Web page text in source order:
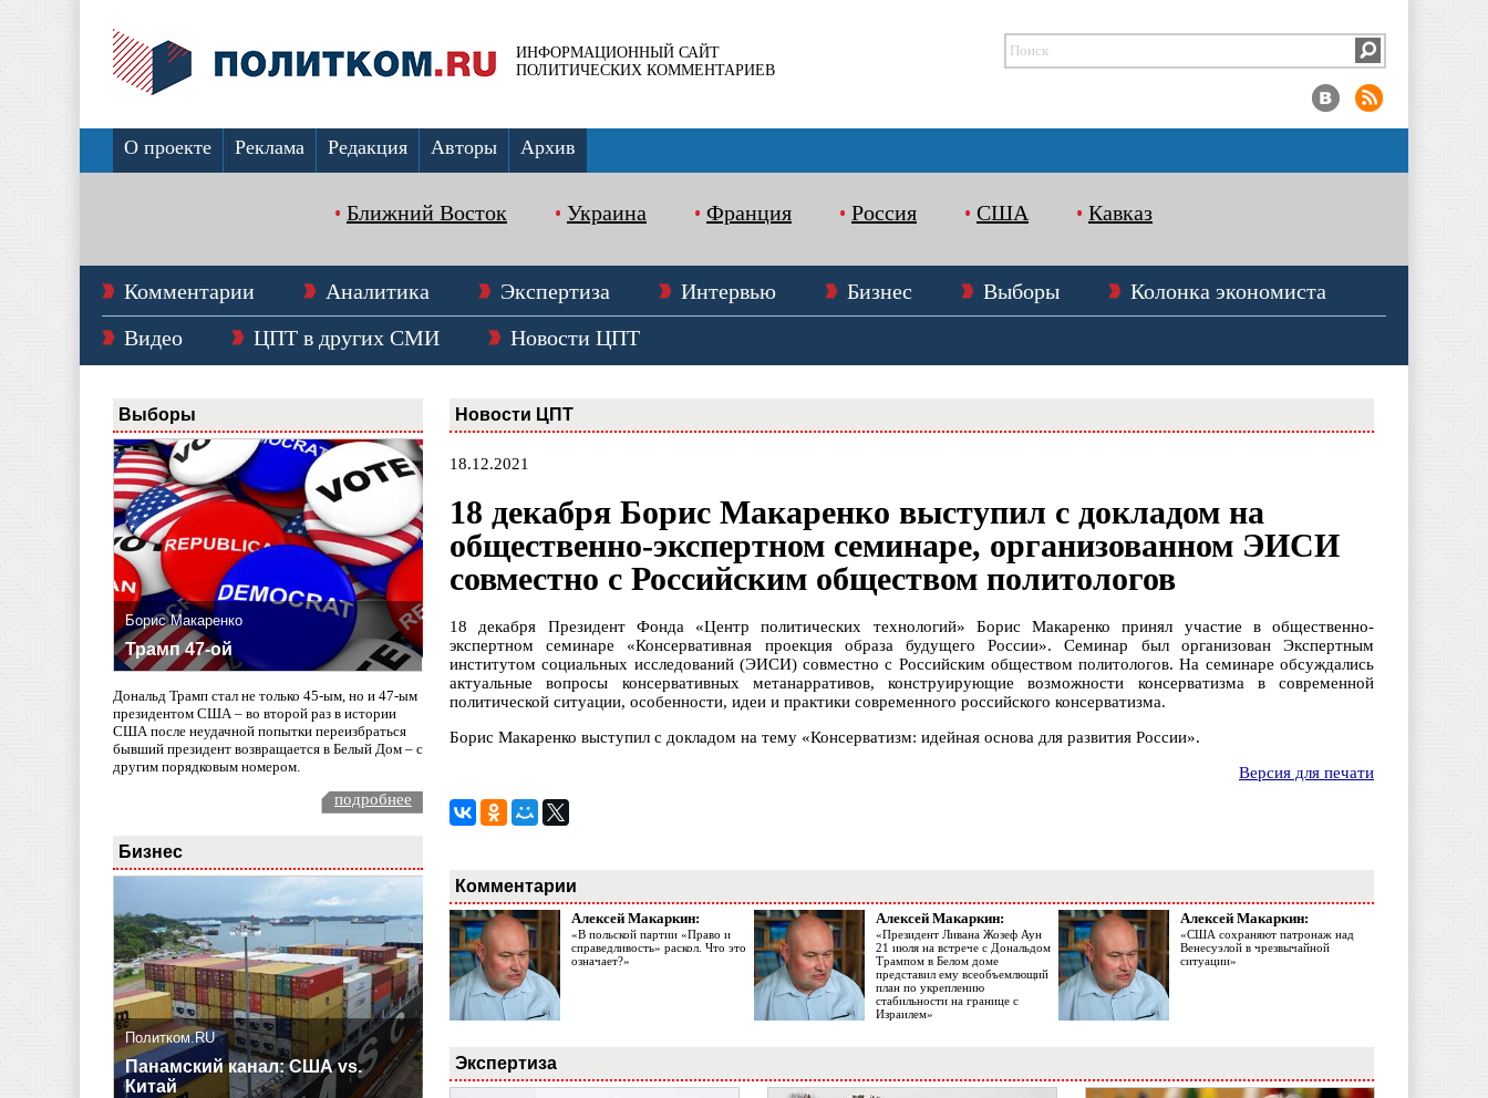
ИНФОРМАЦИОННЫЙ САЙТ
ПОЛИТИЧЕСКИХ КОММЕНТАРИЕВ
О проекте Реклама Редакция Авторы Архив
Ближний Восток Украина Франция Россия США Кавказ
Комментарии Аналитика Экспертиза Интервью Бизнес Выборы
Колонка экономиста
Видео
ЦПТ в других СМИ Новости ЦПТ
Выборы
Борис Макаренко
Трамп 47-ой
Дональд Трамп стал не только 45-ым, но и 47-ым
президентом США – во второй раз в истории
США после неудачной попытки переизбраться
бывший президент возвращается в Белый Дом – с
другим порядковым номером.
подробнее
Бизнес
Политком.RU
Панамский канал: США vs.
Китай
Новости ЦПТ
18.12.2021
18 декабря Борис Макаренко выступил с докладом на
общественно-экспертном семинаре, организованном ЭИСИ
совместно с Российским обществом политологов
18 декабря Президент Фонда «Центр политических технологий» Борис Макаренко принял участие в общественно-
экспертном семинаре «Консервативная проекция образа будущего России». Семинар был организован Экспертным
институтом социальных исследований (ЭИСИ) совместно с Российским обществом политологов. На семинаре обсуждались
актуальные вопросы консервативных метанарративов, конструирующие возможности консерватизма в современной
политической ситуации, особенности, идеи и практики современного российского консерватизма.
Борис Макаренко выступил с докладом на тему «Консерватизм: идейная основа для развития России».
Версия для печати
Комментарии
Алексей Макаркин:
«В польской партии «Право и
справедливость» раскол. Что это
означает?»
Алексей Макаркин:
«Президент Ливана Жозеф Аун
21 июля на встрече с Дональдом
Трампом в Белом доме
представил ему всеобъемлющий
план по укреплению
стабильности на границе с
Израилем»
Алексей Макаркин:
«США сохраняют патронаж над
Венесуэлой в чрезвычайной
ситуации»
Экспертиза